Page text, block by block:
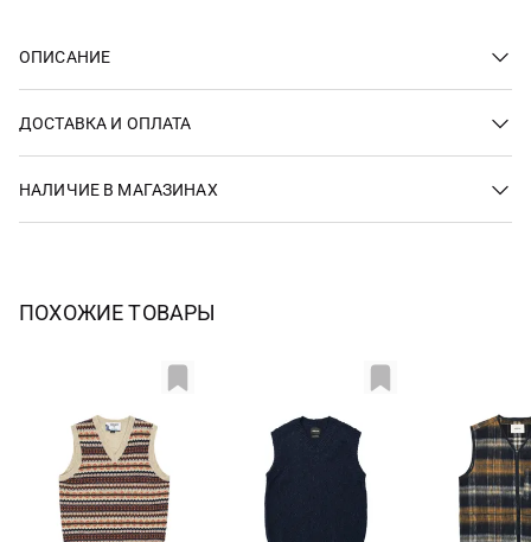
ОПИСАНИЕ
ДОСТАВКА И ОПЛАТА
НАЛИЧИЕ В МАГАЗИНАХ
ПОХОЖИЕ ТОВАРЫ